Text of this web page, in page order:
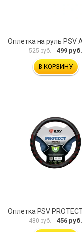
525 руб. 499 руб.
В КОРЗИНУ
480 руб. 456 руб.